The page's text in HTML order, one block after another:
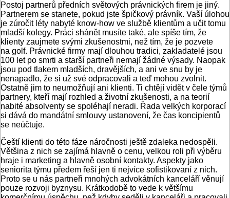
Postoj partnerů předních světových právnických firem je jiný.
Partnerem se stanete, pokud jste špičkový právník. Vaší úlohou
je zúročit léty nabyté know-how ve službě klientům a učit tomu
mladší kolegy. Práci shánět musíte také, ale spíše tím, že
klienty zaujmete svými zkušenostmi, než tím, že je pozvete
na golf. Právnické firmy mají dlouhou tradici, zakladatelé jsou
100 let po smrti a starší partneři nemají žádné výsady. Naopak
jsou pod tlakem mladších, dravějších, a ani ve snu by je
nenapadlo, že si už své odpracovali a teď mohou zvolnit.
Ostatně jim to neumožňují ani klienti. Ti chtějí vidět v čele týmů
partnery, kteří mají rozhled a životní zkušenosti, a na teorií
nabité absolventy se spoléhají neradi. Řada velkých korporací
si dává do mandátní smlouvy ustanovení, že čas koncipientů
se neúčtuje.
Čeští klienti do této fáze náročnosti ještě zdaleka nedospěli.
Většina z nich se zajímá hlavně o cenu, velkou roli při výběru
hraje i marketing a hlavně osobní kontakty. Aspekty jako
seniorita týmu předem řeší jen ti nejvíce sofistikovaní z nich.
Proto se u nás partneři mnohých advokátních kanceláří věnují
pouze rozvoji byznysu. Krátkodobě to vede k většímu